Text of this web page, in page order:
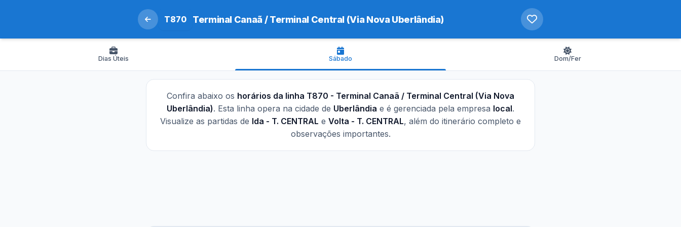
T870 Terminal Canaã / Terminal Central (Via Nova Uberlândia)
Dias Úteis Sábado Dom/Fer
Confira abaixo os horários da linha T870 - Terminal Canaã / Terminal Central (Via Nova
Uberlândia). Esta linha opera na cidade de Uberlândia e é gerenciada pela empresa local.
Visualize as partidas de Ida - T. CENTRAL e Volta - T. CENTRAL, além do itinerário completo e
observações importantes.